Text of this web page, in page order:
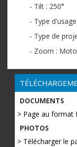
- Tilt : 250°
- Type
- Type de
- Zoom :
DOCUMENTS
> Page au format
PHOTOS
> Télécharger le